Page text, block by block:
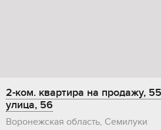
2-ком. квартира на продажу,
улица, 56
Воронежская область, Семилуки